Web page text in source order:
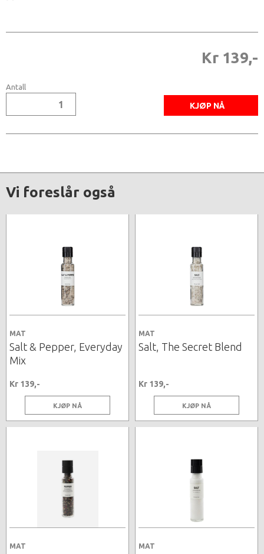
Kr 139,-
Antall
Vi foreslår også
MAT
Salt & Pepper, Everyday
Mix
Kr 139,-
KJØP NÅ
MAT
Salt, The Secret Blend
Kr 139,-
KJØP NÅ
MAT MAT